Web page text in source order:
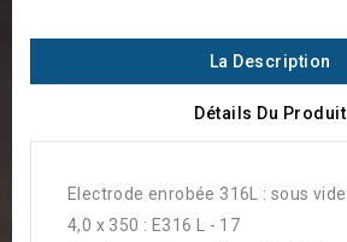
La Description
Détails Du Produit
Electrode enrobée 316L : sous vide
4,0 x 350 : E316 L - 17